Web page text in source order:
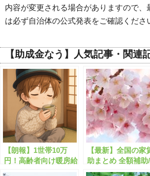
内容が変更される場合がありますので、
は必ず自治体の公式発表をご確認くださ
【助成金なう】人気記事・関連
【朗報】1世帯10万
円！高齢者向け暖房給
付金
【最新】全国の家
助まとめ 全額補助
育て/単身/低所得/